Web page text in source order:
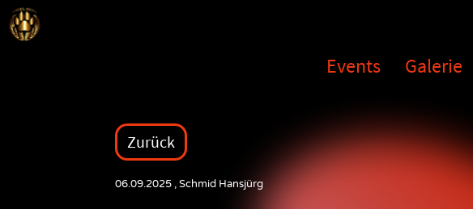
Events Galerie
Zurück
06.09.2025 , Schmid Hansjürg